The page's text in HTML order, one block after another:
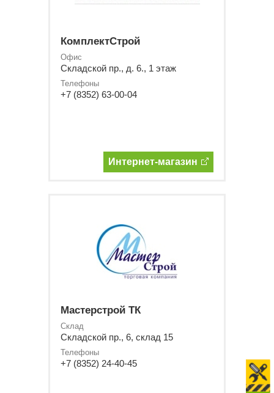
КомплектСтрой
Офис
Складской пр., д. 6., 1 этаж
Телефоны
+7 (8352) 63-00-04
Интернет-магазин
Мастерстрой ТК
Склад
Складской пр., 6, склад 15
Телефоны
+7 (8352) 24-40-45